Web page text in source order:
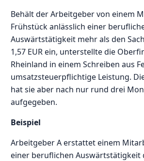
Behält der Arbeitgeber von einem
Frühstück anlässlich einer
Auswärtstätigkeit mehr als den
1,57 EUR ein, unterstellte die
Rheinland in einem Schreiben aus
umsatzsteuerpflichtige Leistung.
hat sie aber nach nur rund drei
aufgegeben.
Beispiel
Arbeitgeber A erstattet einem
einer beruflichen Auswärtstätigkeit